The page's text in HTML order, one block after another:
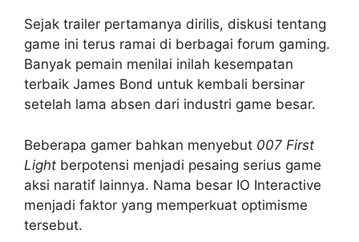
Sejak trailer pertamanya dirilis, diskusi tentang
game ini terus ramai di berbagai forum gaming.
Banyak pemain menilai inilah kesempatan
terbaik James Bond untuk kembali bersinar
setelah lama absen dari industri game besar.
Beberapa gamer bahkan menyebut 007 First
Light berpotensi menjadi pesaing serius game
aksi naratif lainnya. Nama besar IO Interactive
menjadi faktor yang memperkuat optimisme
tersebut.